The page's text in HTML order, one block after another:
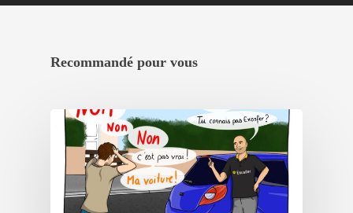
Recommandé pour vous
Créez votre
accélérateur